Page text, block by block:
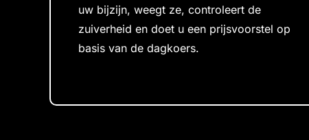
uw bijzijn, weegt ze, controleert de
zuiverheid en doet u een prijsvoorstel op
basis van de dagkoers.